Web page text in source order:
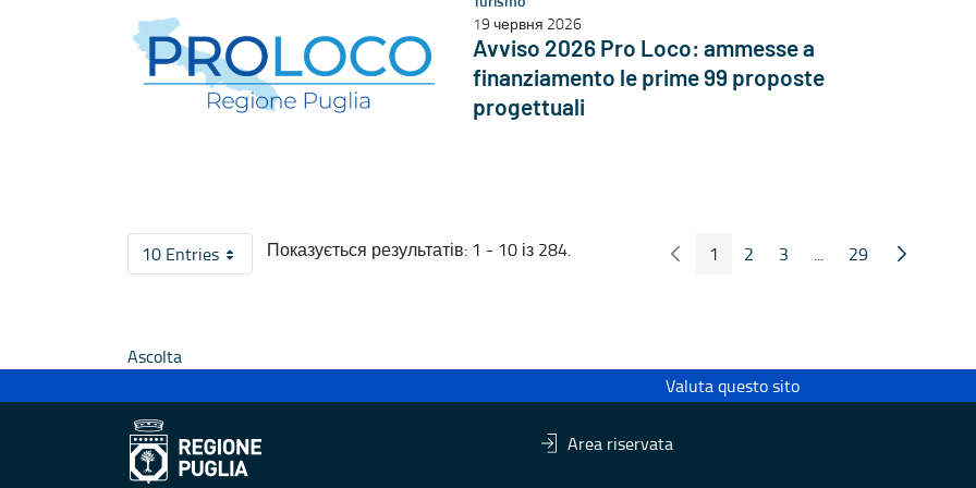
19 червня 2026
Avviso 2026 Pro Loco: ammesse a
finanziamento le prime 99 proposte
progettuali
10 EntriesНа сторінку
Показується результатів: 1 - 10 із 284. Попередні сторінка
Сторінка
1 Сторінка
2 Сторінка
3 ...
Проміжні сторінки
Сторінка
29 Наступна
Ascolta
Valuta questo sito
Area riservata